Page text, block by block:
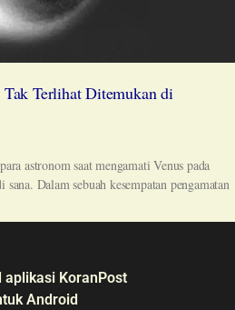
Terlihat Ditemukan di
astronom saat mengamati Venus pada
Dalam sebuah kesempatan pengamatan
aplikasi KoranPost
Android